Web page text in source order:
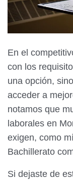
En el
con los
una opción,
acceder a
notamos que
laborales en
exigen, como
Bachillerato
Si dejaste de